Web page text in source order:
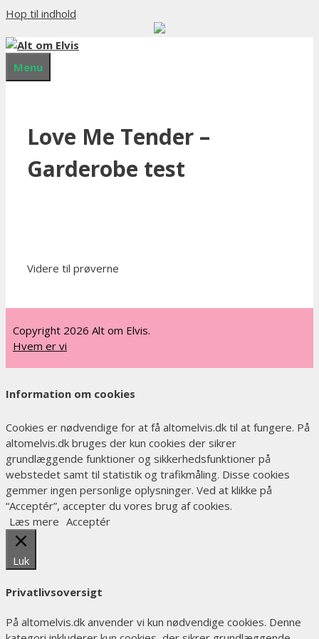
Hop til indhold
Menu
Love Me Tender –
Garderobe test
Videre til prøverne
Copyright 2026 Alt om Elvis.
Hvem er vi
Information om cookies
Cookies er nødvendige for at få altomelvis.dk til at fungere. På
altomelvis.dk bruges der kun cookies der sikrer
grundlæggende funktioner og sikkerhedsfunktioner på
webstedet samt til statistik og trafikmåling. Disse cookies
gemmer ingen personlige oplysninger. Ved at klikke på
“Acceptér”, accepter du vores brug af cookies.
Læs mere Acceptér
Luk
Privatlivsoversigt
På altomelvis.dk anvender vi kun nødvendige cookies. Denne